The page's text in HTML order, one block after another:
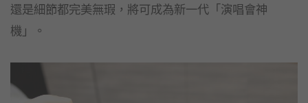
還是細節都完美無瑕，將可成為新一代「演唱會神
機」。